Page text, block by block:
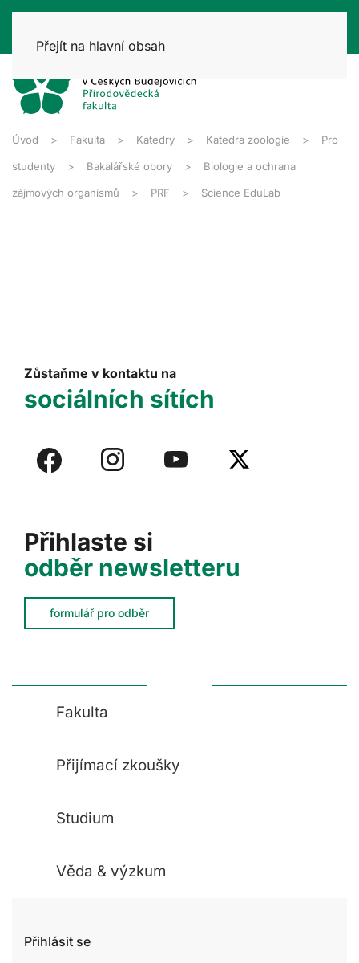
Přejít na hlavní obsah
Úvod Fakulta Katedry Katedra zoologie Pro
studenty Bakalářské obory Biologie a ochrana
zájmových organismů PRF Science EduLab
Přihlaste si
odběr newsletteru
formulář pro odběr
Zůstaňme v kontaktu na
sociálních sítích
Fakulta
Přijímací zkoušky
Studium
Věda & výzkum
Přihlásit se